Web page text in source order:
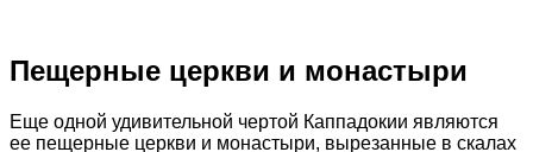
Пещерные церкви и монастыри
Еще одной удивительной чертой Каппадокии являются
ее пещерные церкви и монастыри, вырезанные в скалах